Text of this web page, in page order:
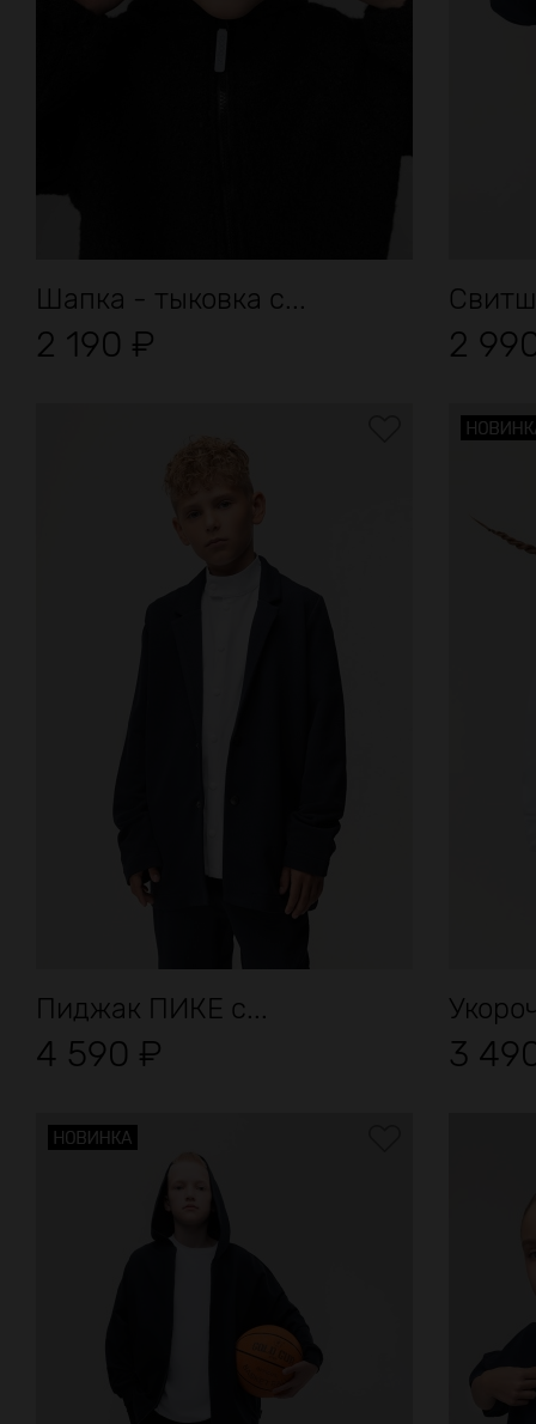
Шапка - тыковка с...
2 190 ₽ 2
Пиджак ПИКЕ с...
4 590 ₽ 3